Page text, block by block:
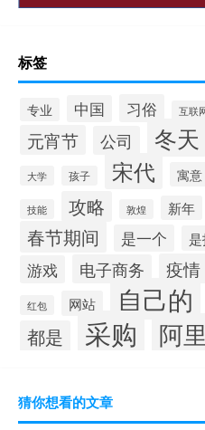
标签
专业 中国 习俗 互联
元宵节 公司 冬天
大学 孩子 宋代 寓意
技能 攻略 敦煌 新年
春节期间 是一个
游戏 电子商务 疫情
红包 网站 自己的
都是 采购 阿
猜你想看的文章